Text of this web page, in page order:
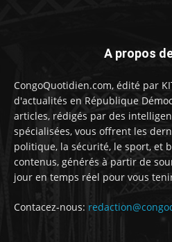
A propos
CongoQuotidien.com, édité par
d'actualités en République
articles, rédigés par des
spécialisées, vous offrent les
politique, la sécurité, le sport, et
contenus, générés à partir de
jour en temps réel pour vous
Contacez-nous: